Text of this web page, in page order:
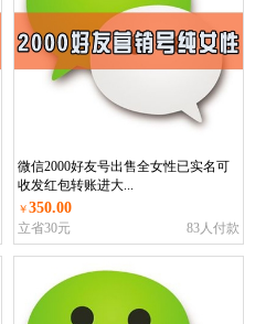
微信2000好友号出售全女性已实名可
收发红包转账进大...
￥350.00
立省30元 83人付款